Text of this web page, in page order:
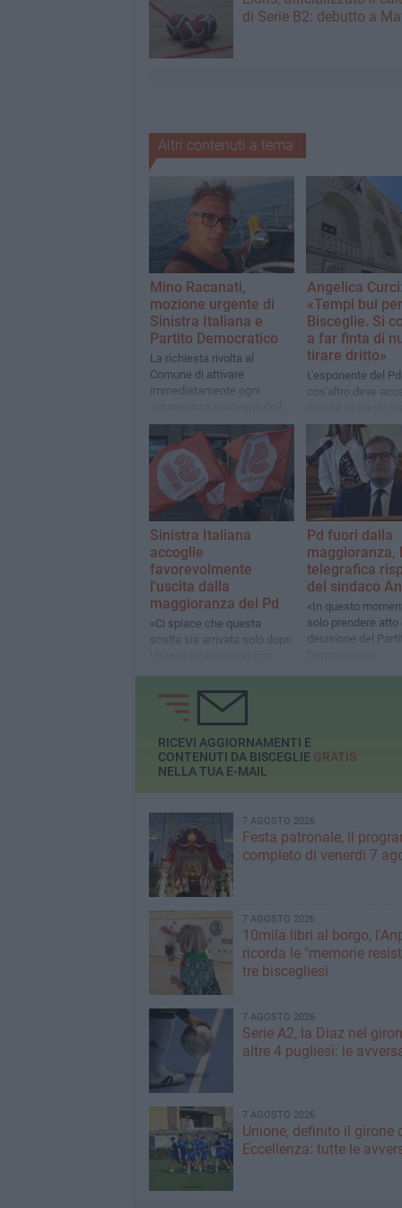
di Serie B2: debutto a
Altri contenuti a tema
Mino Racanati,
mozione urgente di
Sinistra Italiana e
Partito Democratico
La richiesta rivolta al
Comune di attivare
immediatamente ogni
ricerche del 53enne
biscegliese
Angelica Curci:
«Tempi bui per
Bisceglie. Si
a far finta di
tirare dritto»
L'esponente del
cos'altro deve
coscienza e un
conseguente passo
indietro?»
Sinistra Italiana
accoglie
favorevolmente
l'uscita dalla
maggioranza del Pd
«Ci spiace che questa
scelta sia arrivata solo dopo
Meglio tardi che mai»
Pd fuori dalla
maggioranza,
telegrafica
del sindaco
«In questo
solo prendere atto
decisione del
RICEVI AGGIORNAMENTI E
CONTENUTI DA BISCEGLIE GRATIS
NELLA TUA E-MAIL
7 AGOSTO 2026
Festa patronale, il
completo di venerdì 7
7 AGOSTO 2026
10mila libri al borgo,
ricorda le "memorie
tre biscegliesi
7 AGOSTO 2026
Serie A2, la Diaz nel
altre 4 pugliesi: le
7 AGOSTO 2026
Unione, definito il girone
Eccellenza: tutte le